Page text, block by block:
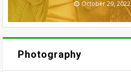
October 31, 2022
October 29, 2022
October 28, 2022
September 29, 2022
September 16, 2022
Photography